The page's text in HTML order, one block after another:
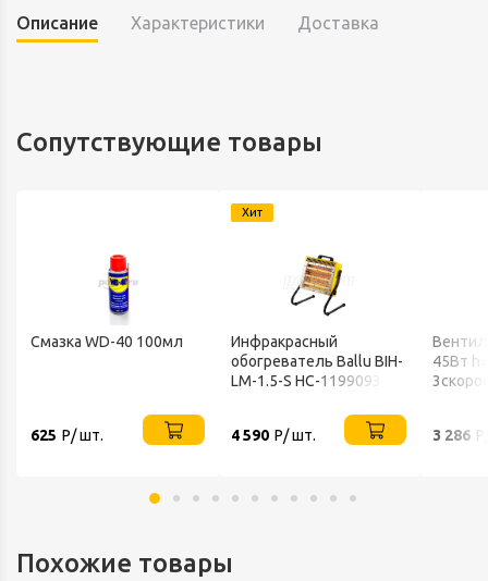
Описание Характеристики Доставка
Сопутствующие товары
Смазка WD-40 100мл
625 Р/ шт.
Хит
Инфракрасный
обогреватель Ballu BIH-
LM-1.5-S НС-1199093
4 590 Р/ шт.
45Вт
3 286
Похожие товары